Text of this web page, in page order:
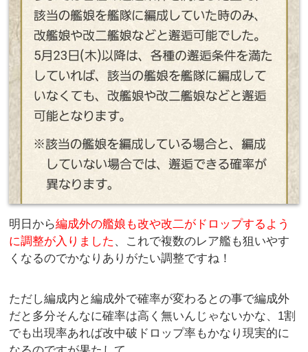
明日から編成外の艦娘も改や改二がドロップするよう
に調整が入りました 、これで複数のレア艦も狙いやす
くなるのでかなりありがたい調整ですね！
ただし編成内と編成外で確率が変わるとの事で編成外
だと多分そんなに確率は高く無いんじゃないかな、1割
でも出現率あれば改中破ドロップ率もかなり現実的に